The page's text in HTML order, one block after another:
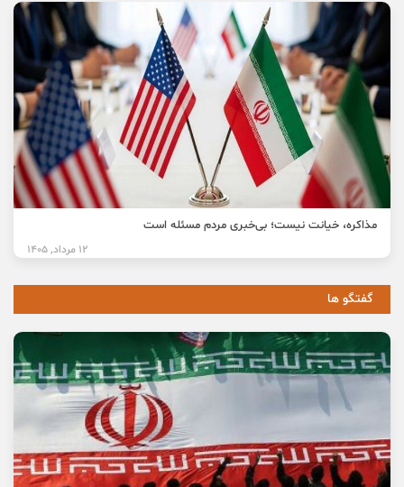
مذاکره، خیانت نیست؛ بی‌خبری مردم مسئله است
12 مرداد, 1405
گفتگو ها